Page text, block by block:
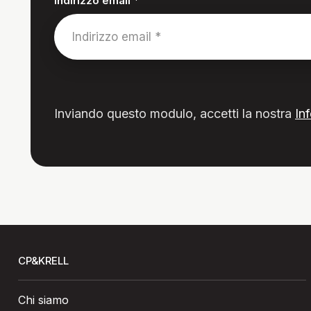
Inviando questo modulo, accetti la nostra
CP&KRELL
Chi siamo